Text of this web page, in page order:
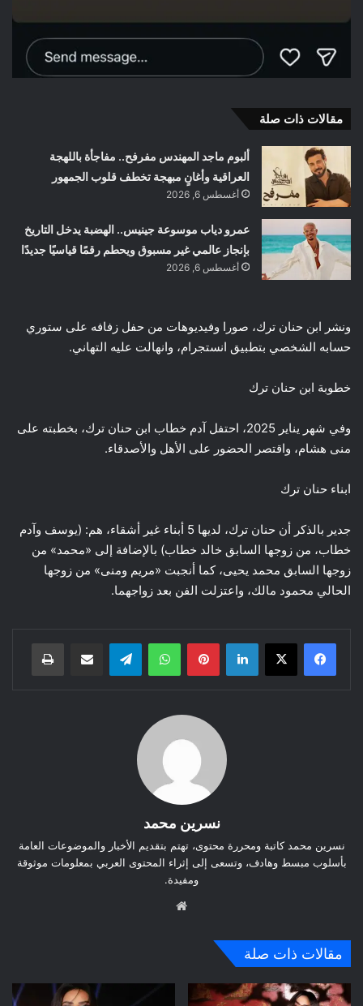
مقالات ذات صلة
ألبوم ماجد المهندس مفرفح.. مفاجأة باللهجة
العراقية وأغانٍ مبهجة تخطف قلوب الجمهور
أغسطس 6, 2026
عمرو دياب موسوعة جينيس.. الهضبة يدخل التاريخ
بإنجاز عالمي غير مسبوق ويحطم رقمًا قياسيًا جديدًا
أغسطس 6, 2026
ونشر ابن حنان ترك، صورا وفيديوهات من حفل زفافه على ستوري
حسابه الشخصي بتطبيق انستجرام، وانهالت عليه التهاني.
خطوبة ابن حنان ترك
وفي شهر يناير 2025، احتفل آدم خطاب ابن حنان ترك، بخطبته على
منى هشام، واقتصر الحضور على الأهل والأصدقاء.
ابناء حنان ترك
جدير بالذكر أن حنان ترك، لديها 5 أبناء غير أشقاء، هم: (يوسف وآدم
خطاب، من زوجها السابق خالد خطاب) بالإضافة إلى «محمد» من
زوجها السابق محمد يحيى، كما أنجبت «مريم ومنى» من زوجها
الحالي محمود مالك، واعتزلت الفن بعد زواجهما.
لينكدإن بينتيريست واتساب
نسرين محمد
نسرين محمد كاتبة ومحررة محتوى، تهتم بتقديم الأخبار والموضوعات العامة
بأسلوب مبسط وهادف، وتسعى إلى إثراء المحتوى العربي بمعلومات موثوقة
ومفيدة.
مقالات ذات صلة